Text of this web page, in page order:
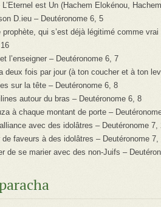
L’Eternel est Un (Hachem Elokénou,
D.ieu – Deutéronome 6, 5
prophète, qui s’est déjà légitimé comme
l’enseigner – Deutéronome 6, 7
deux fois par jour (à ton coucher et à ton
sur la tête – Deutéronome 6, 8
autour du bras – Deutéronome 6, 8
à chaque montant de porte –
avec des idolâtres – Deutéronome 7,
de faveurs à des idolâtres – Deutéronome 7,
de se marier avec des non-Juifs –